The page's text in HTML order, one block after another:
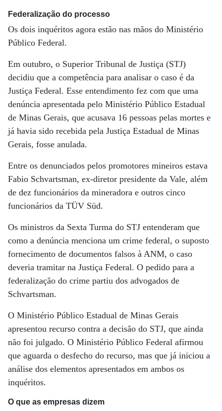
Federalização do processo
Os dois inquéritos agora estão nas mãos do Ministério
Público Federal.
Em outubro, o Superior Tribunal de Justiça (STJ)
decidiu que a competência para analisar o caso é da
Justiça Federal. Esse entendimento fez com que uma
denúncia apresentada pelo Ministério Público Estadual
de Minas Gerais, que acusava 16 pessoas pelas mortes e
já havia sido recebida pela Justiça Estadual de Minas
Gerais, fosse anulada.
Entre os denunciados pelos promotores mineiros estava
Fabio Schvartsman, ex-diretor presidente da Vale, além
de dez funcionários da mineradora e outros cinco
funcionários da TÜV Süd.
Os ministros da Sexta Turma do STJ entenderam que
como a denúncia menciona um crime federal, o suposto
fornecimento de documentos falsos à ANM, o caso
deveria tramitar na Justiça Federal. O pedido para a
federalização do crime partiu dos advogados de
Schvartsman.
O Ministério Público Estadual de Minas Gerais
apresentou recurso contra a decisão do STJ, que ainda
não foi julgado. O Ministério Público Federal afirmou
que aguarda o desfecho do recurso, mas que já iniciou a
análise dos elementos apresentados em ambos os
inquéritos.
O que as empresas dizem